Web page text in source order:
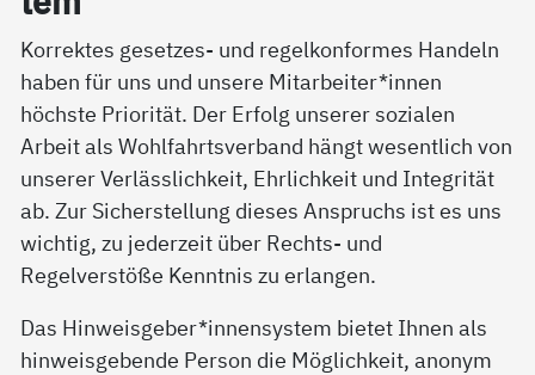
Korrektes gesetzes- und regelkonformes Handeln
haben für uns und unsere Mitarbeiter*innen
höchste Priorität. Der Erfolg unserer sozialen
Arbeit als Wohlfahrtsverband hängt wesentlich von
unserer Verlässlichkeit, Ehrlichkeit und Integrität
ab. Zur Sicherstellung dieses Anspruchs ist es uns
wichtig, zu jederzeit über Rechts- und
Regelverstöße Kenntnis zu erlangen.
Das Hinweisgeber*innensystem bietet Ihnen als
hinweisgebende Person die Möglichkeit, anonym